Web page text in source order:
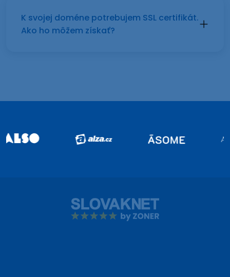
K svojej doméne potrebujem SSL certifikát.
Ako ho môžem získať?